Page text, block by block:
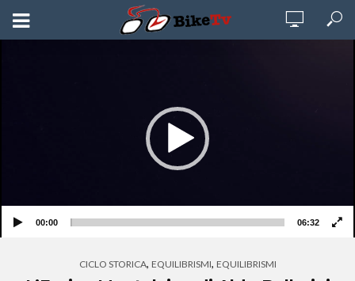
00:00 06:32
CICLO STORICA, EQUILIBRISMI, EQUILIBRISMI